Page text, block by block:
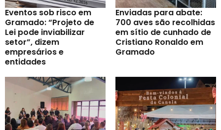
Eventos sob risco em
Gramado: “Projeto de
Lei pode inviabilizar
setor”, dizem
empresários e
entidades
Enviadas para abate:
700 aves são recolhidas
em sítio de cunhado de
Cristiano Ronaldo em
Gramado